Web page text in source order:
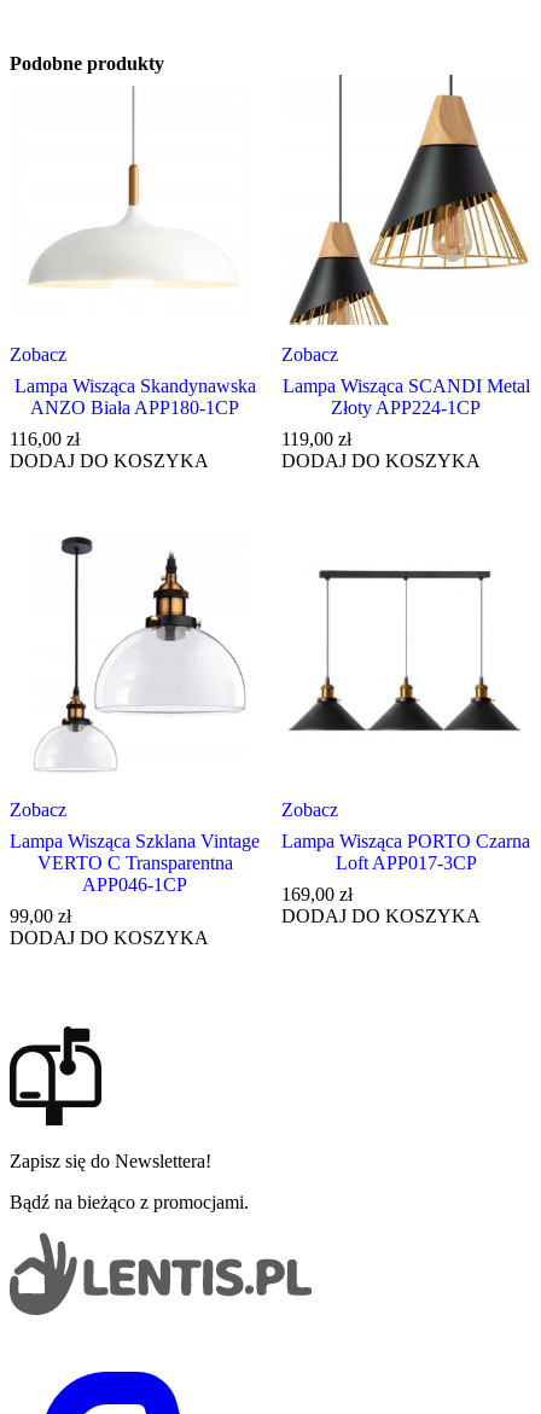
Podobne produkty
Zobacz
Lampa Wisząca Skandynawska
ANZO Biała APP180-1CP
116,00 zł
DODAJ DO KOSZYKA
Zobacz
Lampa Wisząca SCANDI Metal
Złoty APP224-1CP
119,00 zł
DODAJ DO KOSZYKA
Zobacz
Lampa Wisząca Szklana Vintage
VERTO C Transparentna
APP046-1CP
99,00 zł
DODAJ DO KOSZYKA
Zobacz
Lampa Wisząca PORTO Czarna
Loft APP017-3CP
169,00 zł
DODAJ DO KOSZYKA
Zapisz się do Newslettera!
Bądź na bieżąco z promocjami.